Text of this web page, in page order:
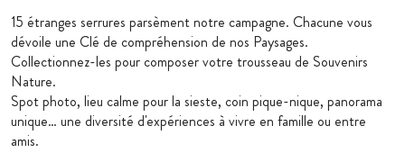
15 étranges serrures parsèment notre campagne. Chacune vous
dévoile une Clé de compréhension de nos Paysages.
Collectionnez-les pour composer votre trousseau de Souvenirs
Nature.
Spot photo, lieu calme pour la sieste, coin pique-nique, panorama
unique… une diversité d'expériences à vivre en famille ou entre
amis.